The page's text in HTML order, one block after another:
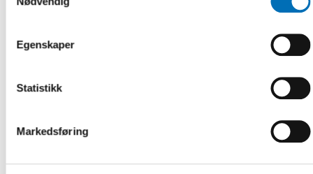
Egenskaper
Statistikk
Markedsføring